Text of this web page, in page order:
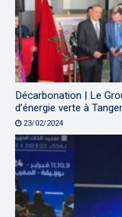
Décarbonation | Le
d’énergie verte à Tanger
23/02/2024